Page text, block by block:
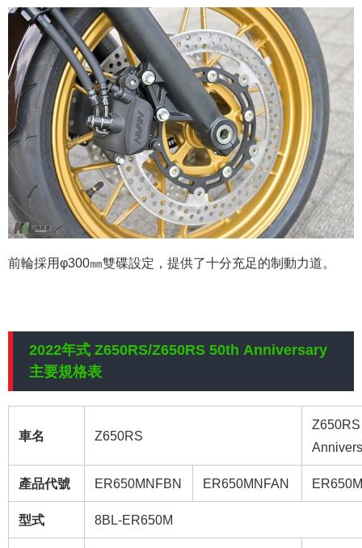
前輪採用φ300㎜雙碟設定，提供了十分充足的制動力道。
2022年式 Z650RS/Z650RS 50th Anniversary
主要規格表
車名 Z650RS
產品代號 ER650MNFBN ER650MNFAN
型式 8BL-ER650M